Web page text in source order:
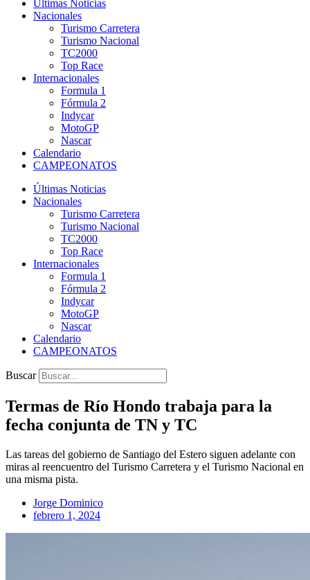
Últimas Noticias
Nacionales
Turismo Carretera
Turismo Nacional
TC2000
Top Race
Internacionales
Formula 1
Fórmula 2
Indycar
MotoGP
Nascar
Calendario
CAMPEONATOS
Últimas Noticias
Nacionales
Turismo Carretera
Turismo Nacional
TC2000
Top Race
Internacionales
Formula 1
Fórmula 2
Indycar
MotoGP
Nascar
Calendario
CAMPEONATOS
Buscar
Termas de Río Hondo trabaja para la
fecha conjunta de TN y TC
Las tareas del gobierno de Santiago del Estero siguen adelante con
miras al reencuentro del Turismo Carretera y el Turismo Nacional en
una misma pista.
Jorge Dominico
febrero 1, 2024